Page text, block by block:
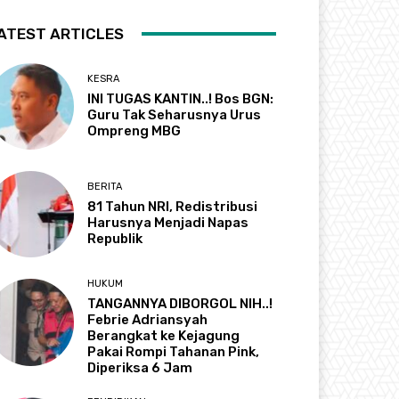
ARTICLES
KESRA
INI TUGAS KANTIN..! Bos BGN:
Guru Tak Seharusnya Urus
Ompreng MBG
BERITA
81 Tahun NRI, Redistribusi
Harusnya Menjadi Napas
Republik
HUKUM
TANGANNYA DIBORGOL NIH..!
Febrie Adriansyah
Berangkat ke Kejagung
Pakai Rompi Tahanan Pink,
Diperiksa 6 Jam